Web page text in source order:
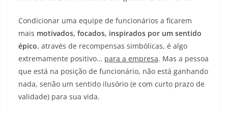
Condicionar uma equipe de funcionários a ficarem
mais motivados, focados, inspirados por um sentido
épico, através de recompensas simbólicas, é algo
extremamente positivo… para a empresa. Mas a pessoa
que está na posição de funcionário, não está ganhando
nada, senão um sentido ilusório (e com curto prazo de
validade) para sua vida.